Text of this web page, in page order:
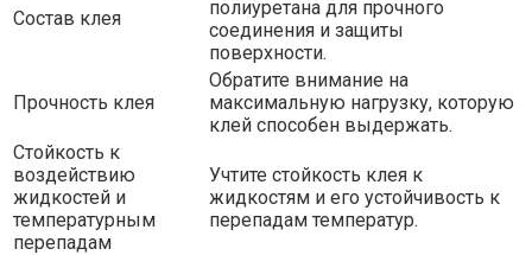
Состав клея
полиуретана для прочного
соединения и защиты
поверхности.
Прочность клея
Обратите внимание на
максимальную нагрузку, которую
клей способен выдержать.
Стойкость к
воздействию
жидкостей и
температурным
перепадам
Учтите стойкость клея к
жидкостям и его устойчивость к
перепадам температур.